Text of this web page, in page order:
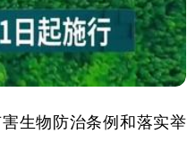
生物防治条例和落实举